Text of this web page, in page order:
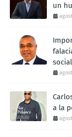
un
a la